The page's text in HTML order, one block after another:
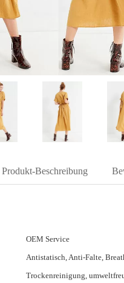
Produkt-Beschreibung
OEM Service
Antistatisch, Anti-Falte,
Trockenreinigung,